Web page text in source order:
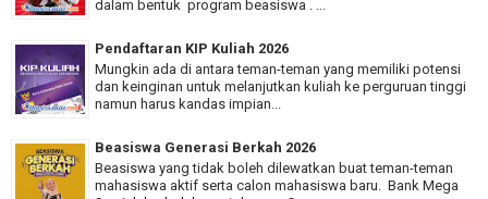
dalam bentuk program beasiswa . ...
Pendaftaran KIP Kuliah 2026
Mungkin ada di antara teman-teman yang memiliki potensi
dan keinginan untuk melanjutkan kuliah ke perguruan tinggi
namun harus kandas impian...
Beasiswa Generasi Berkah 2026
Beasiswa yang tidak boleh dilewatkan buat teman-teman
mahasiswa aktif serta calon mahasiswa baru. Bank Mega